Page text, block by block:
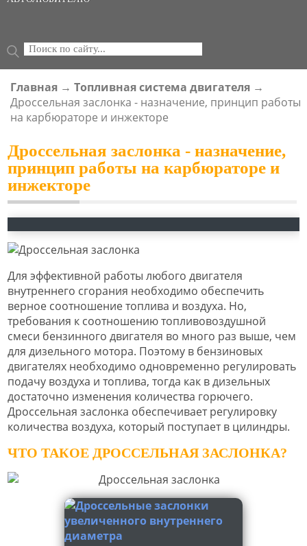
ФОРМА ПОИСКА
Поиск
ВЫ ЗДЕСЬ
Главная → Топливная система двигателя →
Дроссельная заслонка - назначение, принцип работы
на карбюраторе и инжекторе
Дроссельная заслонка - назначение,
принцип работы на карбюраторе и
инжекторе
Для эффективной работы любого двигателя
внутреннего сгорания необходимо обеспечить
верное соотношение топлива и воздуха. Но,
требования к соотношению топливовоздушной
смеси бензинного двигателя во много раз выше, чем
для дизельного мотора. Поэтому в бензиновых
двигателях необходимо одновременно регулировать
подачу воздуха и топлива, тогда как в дизельных
достаточно изменения количества горючего.
Дроссельная заслонка обеспечивает регулировку
количества воздуха, который поступает в цилиндры.
ЧТО ТАКОЕ ДРОССЕЛЬНАЯ ЗАСЛОНКА?